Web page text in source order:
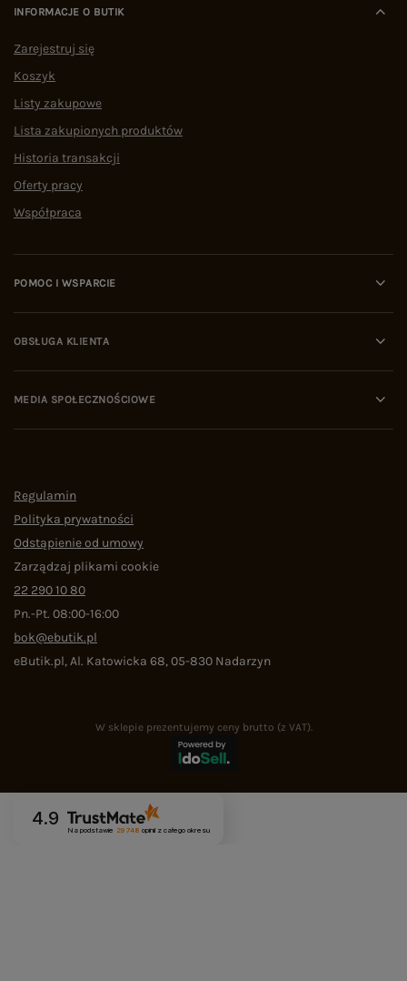
INFORMACJE O BUTIK
Zarejestruj się
Koszyk
Listy zakupowe
Lista zakupionych produktów
Historia transakcji
Oferty pracy
Współpraca
POMOC I WSPARCIE
OBSŁUGA KLIENTA
MEDIA SPOŁECZNOŚCIOWE
Regulamin
Polityka prywatności
Odstąpienie od umowy
Zarządzaj plikami cookie
22 290 10 80
Pn.-Pt. 08:00-16:00
bok@ebutik.pl
eButik.pl,Al. Katowicka 68,05-830 Nadarzyn
W sklepie prezentujemy ceny brutto (z VAT).
4.9
Na podstawie 29 748 opinii z całego okresu